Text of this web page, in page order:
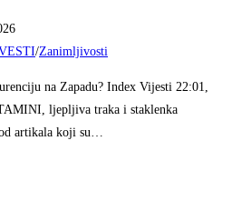
/Zanimljivosti
na Zapadu? Index Vijesti 22:01,
ljepljiva traka i staklenka
artikala koji su…